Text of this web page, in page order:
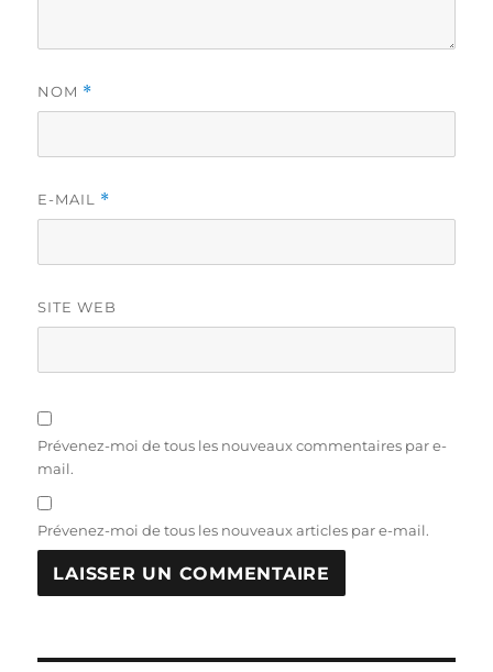
NOM *
E-MAIL *
SITE WEB
Prévenez-moi de tous les nouveaux commentaires par e-
mail.
Prévenez-moi de tous les nouveaux articles par e-mail.